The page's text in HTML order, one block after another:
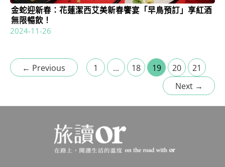
金蛇迎新春：花蓮潔西艾美新春饗宴「早鳥預訂」享紅酒
無限暢飲！
2024-11-26
← Previous 1 ... 18 19 20
21
Next →